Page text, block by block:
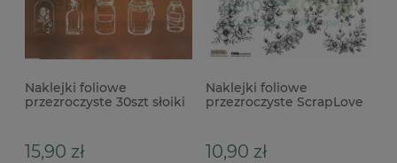
Naklejki foliowe
przezroczyste 30szt słoiki
15,90 zł
Naklejki foliowe
przezroczyste ScrapLove
10,90 zł